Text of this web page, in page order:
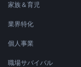
家族＆育児
業界特化
個人事業
職場サバイバル